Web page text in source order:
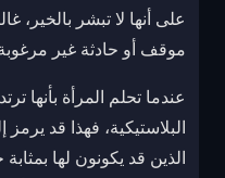
على أنها لا تبشر بالخير،
موقف أو حادثة غير
عندما تحلم المرأة بأنها
البلاستيكية، فهذا قد
الذين قد يكونون لها